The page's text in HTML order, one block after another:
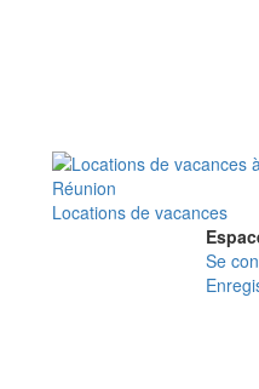
Locations de vacances
Se